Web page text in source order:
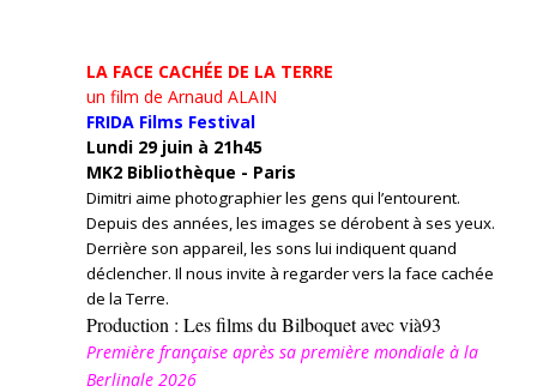
LA FACE CACHÉE DE LA TERRE
un film de Arnaud ALAIN
FRIDA Films Festival
Lundi 29 juin à 21h45
MK2 Bibliothèque - Paris
Dimitri aime photographier les gens qui l’entourent.
Depuis des années, les images se dérobent à ses yeux.
Derrière son appareil, les sons lui indiquent quand
déclencher. Il nous invite à regarder vers la face cachée
de la Terre.
Production : Les films du Bilboquet avec vià93
Première française après sa première mondiale à la
Berlinale 2026